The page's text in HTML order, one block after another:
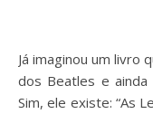
Já imaginou um livro que reunisse mais de cem manuscritos
dos Beatles e ainda
Sim, ele existe: “As